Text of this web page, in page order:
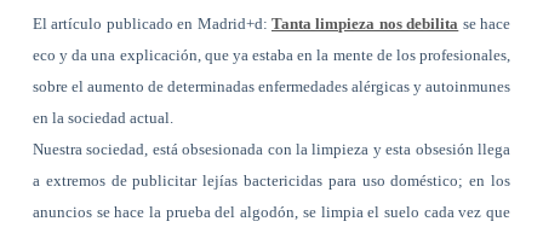
El artículo publicado en Madrid+d: Tanta limpieza nos debilita se hace
eco y da una explicación, que ya estaba en la mente de los profesionales,
sobre el aumento de determinadas enfermedades alérgicas y autoinmunes
en la sociedad actual.
Nuestra sociedad, está obsesionada con la limpieza y esta obsesión llega
a extremos de publicitar lejías bactericidas para uso doméstico; en los
anuncios se hace la prueba del algodón, se limpia el suelo cada vez que